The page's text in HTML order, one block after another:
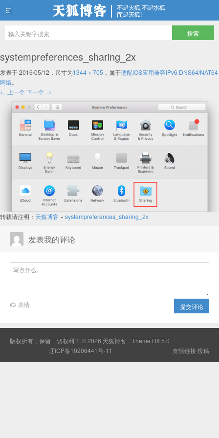
天狐博客
systempreferences_sharing_2x
发表于2016/05/12 ，尺寸为1344 × 705 ，属于适配iOS应用兼容IPv6 DNS64/NAT64
网络。
← 上一个 下一个 →
转载请注明： 天狐博客 » systempreferences_sharing_2x
发表我的评论
提交评论
表情
版权所有，保留一切权利！ © 2026 天狐博客 Theme D8 5.0
辽ICP备10206441号-11
友情链接投稿